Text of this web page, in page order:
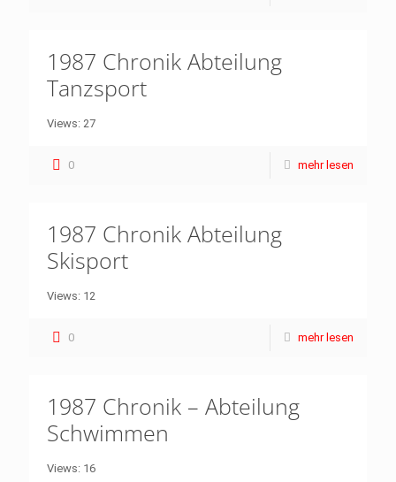
1987 Chronik Abteilung
Tanzsport
Views: 27
0 mehr lesen
1987 Chronik Abteilung
Skisport
Views: 12
0 mehr lesen
1987 Chronik – Abteilung
Schwimmen
Views: 16